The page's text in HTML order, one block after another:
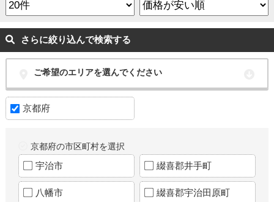
さらに絞り込んで検索する
ご希望のエリアを選んでください
京都府
京都府の市区町村を選択
宇治市 綴喜郡井手町
八幡市 綴喜郡宇治田原町